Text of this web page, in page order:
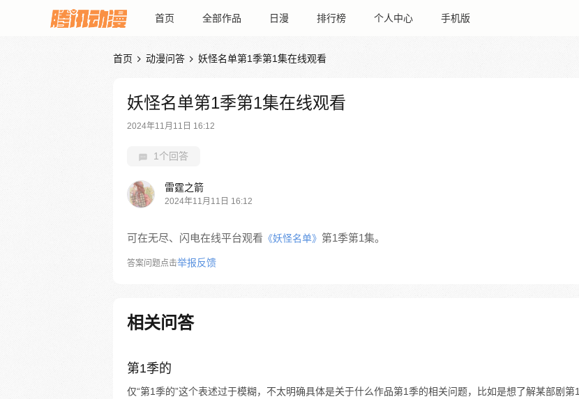
首页 全部作品 日漫 排行榜 个人中心 手机版
首页  动漫问答  妖怪名单第1季第1集在线观看
妖怪名单第1季第1集在线观看
2024年11月11日 16:12
1个回答
雷霆之箭
2024年11月11日 16:12
可在无尽、闪电在线平台观看 《妖怪名单》 第1季第1集。
答案问题点击举报反馈
相关问答
第1季的
仅“第1季的”这个表述过于模糊，不太明确具体是关于什么作品第1季的相关问题，比如是想了解某部剧第1